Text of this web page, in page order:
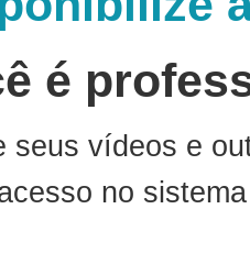
é
seus vídeos e
no